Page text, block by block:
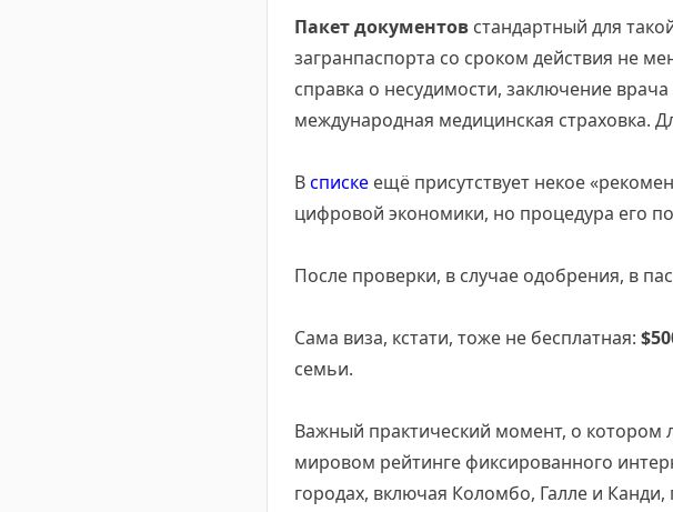
Пакет документов стандартный для
загранпаспорта со сроком действия не
справка о несудимости, заключение
международная медицинская страховка.
Всписке ещё присутствует некое
цифровой экономики, но процедура его
После проверки, в случае одобрения, в
Сама виза, кстати, тоже не бесплатная:
семьи.
Важный практический момент, о котором
мировом рейтинге фиксированного
городах, включая Коломбо, Галле и